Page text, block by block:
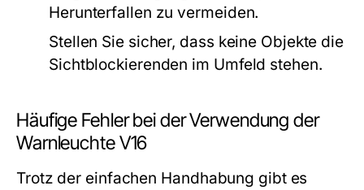
Herunterfallen zu vermeiden.
Stellen Sie sicher, dass keine Objekte die
Sichtblockierenden im Umfeld stehen.
Häufige Fehler bei der Verwendung der
Warnleuchte V16
Trotz der einfachen Handhabung gibt es